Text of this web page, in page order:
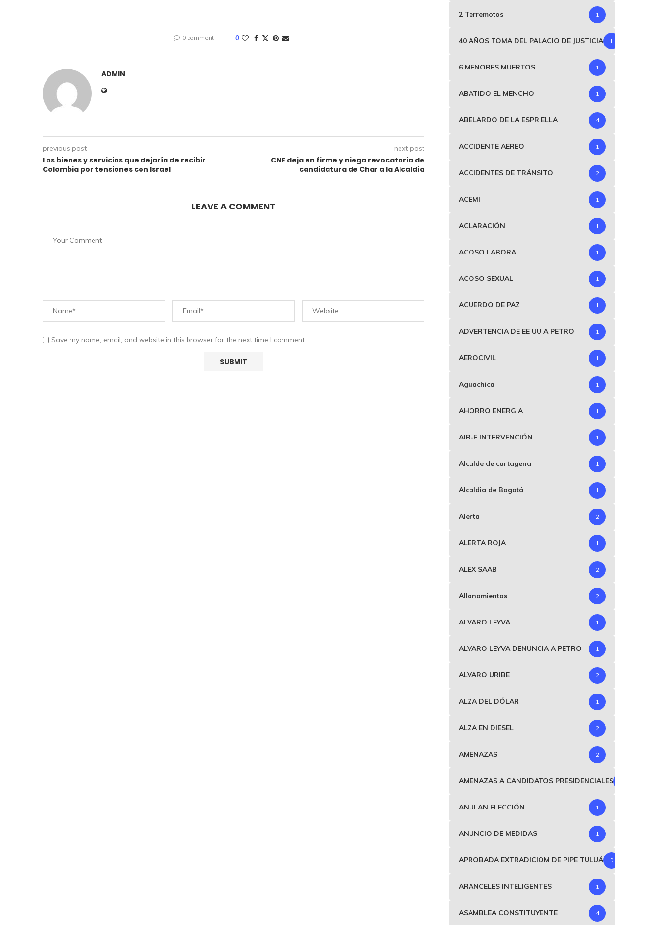
0 comment 0
ADMIN
previous post
Los bienes y servicios que dejaría de recibir
Colombia por tensiones con Israel
next post
CNE deja en firme y niega revocatoria de
candidatura de Char a la Alcaldía
LEAVE A COMMENT
Save my name, email, and website in this browser for the next time I comment.
2 Terremotos 1
40 AÑOS TOMA DEL PALACIO DE JUSTICIA 1
6 MENORES MUERTOS 1
ABATIDO EL MENCHO 1
ABELARDO DE LA ESPRIELLA 4
ACCIDENTE AEREO 1
ACCIDENTES DE TRÁNSITO 2
ACEMI 1
ACLARACIÓN 1
ACOSO LABORAL 1
ACOSO SEXUAL 1
ACUERDO DE PAZ 1
ADVERTENCIA DE EE UU A PETRO 1
AEROCIVIL 1
Aguachica 1
AHORRO ENERGIA 1
AIR-E INTERVENCIÓN 1
Alcalde de cartagena 1
Alcaldia de Bogotá 1
Alerta 2
ALERTA ROJA 1
ALEX SAAB 2
Allanamientos 2
ALVARO LEYVA 1
ALVARO LEYVA DENUNCIA A PETRO 1
ALVARO URIBE 2
ALZA DEL DÓLAR 1
ALZA EN DIESEL 2
AMENAZAS 2
AMENAZAS A CANDIDATOS PRESIDENCIALES
ANULAN ELECCIÓN 1
ANUNCIO DE MEDIDAS 1
APROBADA EXTRADICIOM DE PIPE TULUÁ 0
ARANCELES INTELIGENTES 1
ASAMBLEA CONSTITUYENTE 4